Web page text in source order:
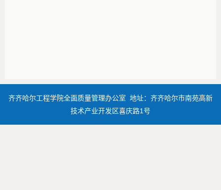
齐齐哈尔工程学院全面质量管理办公室 地址：齐齐哈尔市南苑高新
技术产业开发区喜庆路1号